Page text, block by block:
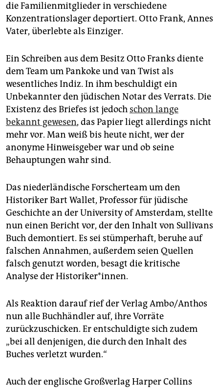
die Familienmitglieder in verschiedene
Konzentrationslager deportiert. Otto Frank, Annes
Vater, überlebte als Einziger.
Ein Schreiben aus dem Besitz Otto Franks diente
dem Team um Pankoke und van Twist als
wesentliches Indiz. In ihm beschuldigt ein
Unbekannter den jüdischen Notar des Verrats. Die
Existenz des Briefes ist jedoch schon lange
bekannt gewesen, das Papier liegt allerdings nicht
mehr vor. Man weiß bis heute nicht, wer der
anonyme Hinweisgeber war und ob seine
Behauptungen wahr sind.
Das niederländische Forscherteam um den
Historiker Bart Wallet, Professor für jüdische
Geschichte an der University of Amsterdam, stellte
nun einen Bericht vor, der den Inhalt von Sullivans
Buch demontiert. Es sei stümperhaft, beruhe auf
falschen Annahmen, außerdem seien Quellen
falsch genutzt worden, besagt die kritische
Analyse der Historiker*innen.
Als Reaktion darauf rief der Verlag Ambo/Anthos
nun alle Buchhändler auf, ihre Vorräte
zurückzuschicken. Er entschuldigte sich zudem
„bei all denjenigen, die durch den Inhalt des
Buches verletzt wurden.“
Auch der englische Großverlag Harper Collins